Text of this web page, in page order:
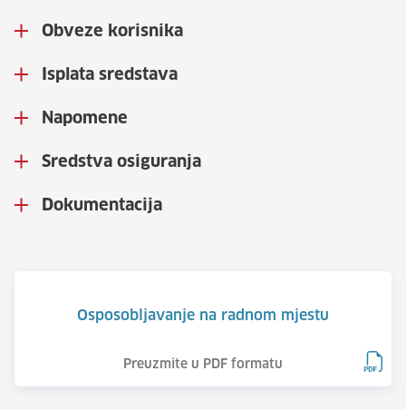
Obveze korisnika
Isplata sredstava
Napomene
Sredstva osiguranja
Dokumentacija
Osposobljavanje na radnom mjestu
Preuzmite u PDF formatu